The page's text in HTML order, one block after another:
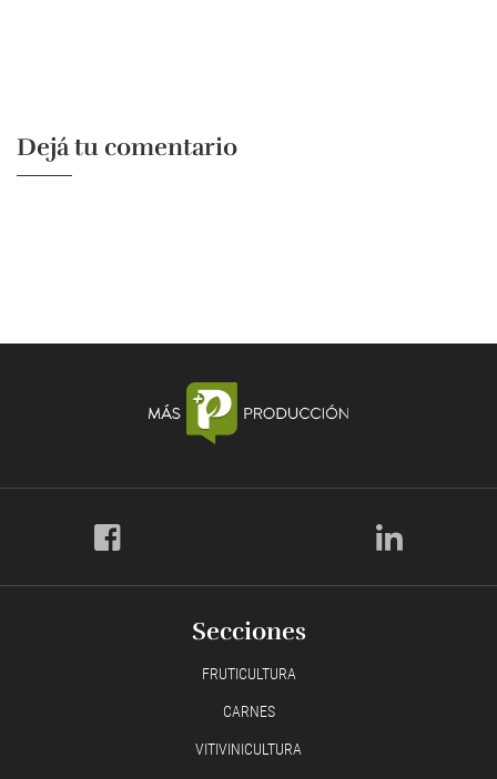
Dejá tu comentario
Secciones
FRUTICULTURA
CARNES
VITIVINICULTURA